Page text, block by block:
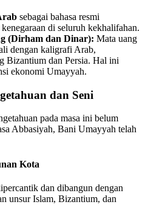
sebagai bahasa resmi
di seluruh kekhalifahan.
(Dirham dan Dinar): Mata uang
dengan kaligrafi Arab,
Bizantium dan Persia. Hal ini
ekonomi Umayyah.
dan Seni
pada masa ini belum
Abbasiyah, Bani Umayyah telah
Kota
dan dibangun dengan
unsur Islam, Bizantium, dan